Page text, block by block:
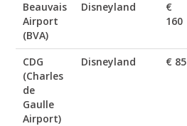
Beauvais
Airport
(BVA)
Disneyland
€
160
CDG
(Charles
de
Gaulle
Airport)
Disneyland € 85